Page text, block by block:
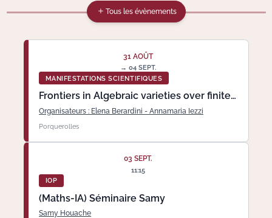
Tous les évènements
31 AOÛT
→ 04 SEPT.
MANIFESTATIONS SCIENTIFIQUES
Frontiers in Algebraic varieties over finite
fields
Organisateurs : Elena Berardini - Annamaria Iezzi
Porquerolles
03 SEPT.
11:15
IOP
(Maths-IA) Séminaire Samy
Samy Houache